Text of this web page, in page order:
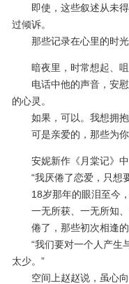
即使，这些叙述从未得
过倾诉。
那些记录在心里的时光
暗夜里，时常想起、咀
电话中他的声音，安慰
的心灵。
如果，可以。我想拥抱
可是亲爱的，那些为你
安妮新作《月棠记》中
“我厌倦了恋爱，只想
18岁那年的眼泪至今，
一无所获、一无所知、
倦了，那些初次相逢的
“我们要对一个人产生与
太少。”
空间上赵赵说，虽心向